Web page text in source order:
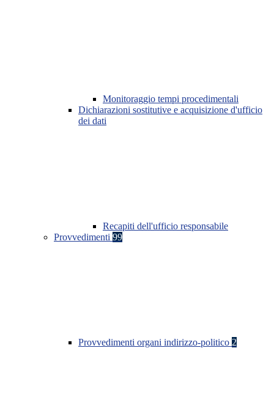
Monitoraggio tempi procedimentali
Dichiarazioni sostitutive e acquisizione d'ufficio
dei dati
Recapiti dell'ufficio responsabile
Provvedimenti 99
Provvedimenti organi indirizzo-politico 2